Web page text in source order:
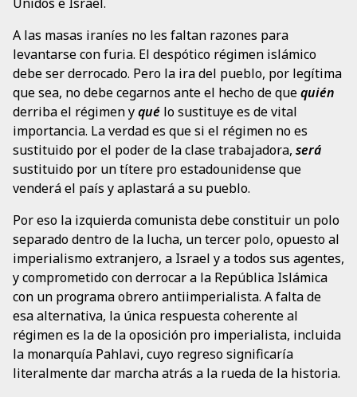
A las masas iraníes no les faltan razones para
levantarse con furia. El despótico régimen islámico
debe ser derrocado. Pero la ira del pueblo, por legítima
que sea, no debe cegarnos ante el hecho de quequién
derriba el régimen yqué lo sustituye es de vital
importancia. La verdad es que si el régimen no es
sustituido por el poder de la clase trabajadora, será
sustituido por un títere pro estadounidense que
venderá el país y aplastará a su pueblo.
Por eso la izquierda comunista debe constituir un polo
separado dentro de la lucha, un tercer polo, opuesto al
imperialismo extranjero, a Israel y a todos sus agentes,
y comprometido con derrocar a la República Islámica
con un programa obrero antiimperialista. A falta de
esa alternativa, la única respuesta coherente al
régimen es la de la oposición pro imperialista, incluida
la monarquía Pahlavi, cuyo regreso significaría
literalmente dar marcha atrás a la rueda de la historia.